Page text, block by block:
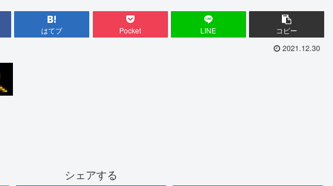
はてブ Pocket LINE コピー
2021.12.30
シェアする